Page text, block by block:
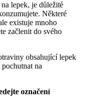
lepek, je důležité
Některé
existuje mnoho
začlenit do svého
obsahující lepek
na
označení